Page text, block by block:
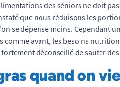
des séniors ne doit
que nous réduisons les
se dépense moins. Cependant
comme avant, les besoins
déconseillé de sauter
quand on